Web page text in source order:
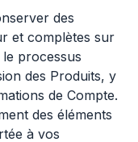
des
et complètes sur
processus
des Produits, y
de Compte.
des éléments
à vos